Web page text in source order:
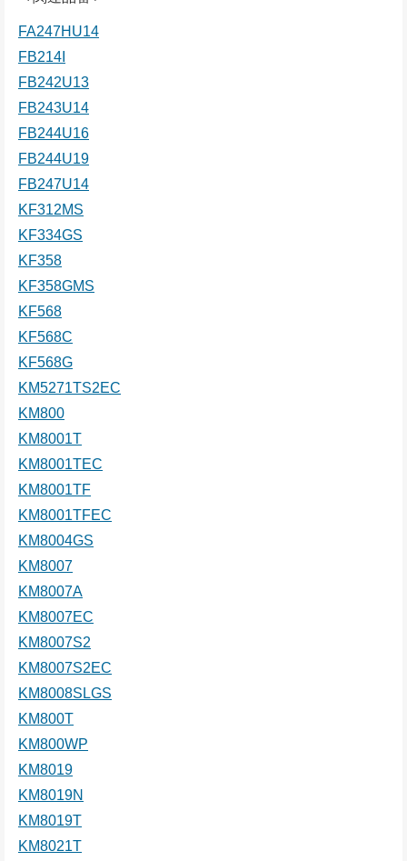
FA247HU14
FB214I
FB242U13
FB243U14
FB244U16
FB244U19
FB247U14
KF312MS
KF334GS
KF358
KF358GMS
KF568
KF568C
KF568G
KM5271TS2EC
KM800
KM8001T
KM8001TEC
KM8001TF
KM8001TFEC
KM8004GS
KM8007
KM8007A
KM8007EC
KM8007S2
KM8007S2EC
KM8008SLGS
KM800T
KM800WP
KM8019
KM8019N
KM8019T
KM8021T